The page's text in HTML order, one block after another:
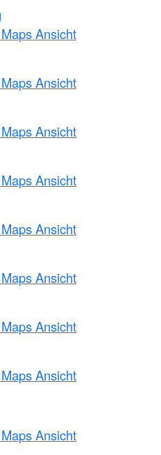
Ansicht
Ansicht
Ansicht
Ansicht
Ansicht
Ansicht
Ansicht
Ansicht
Ansicht